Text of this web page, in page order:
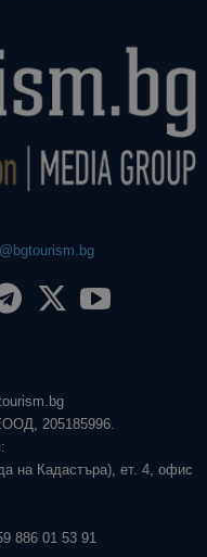
205185996.
на Кадастъра), ет. 4, офис
886 01 53 91